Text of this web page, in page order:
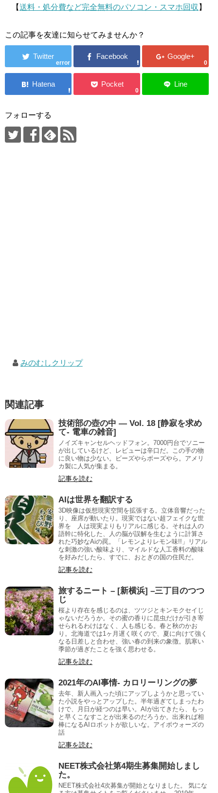
【送料・処分費など完全無料のパソコン・スマホ回収 】
この記事を友達に知らせてみませんか？
error 0
0
フォローする
みのむしクリップ
関連記事
技術部の壺の中 — Vol. 18 [静寂を求め
て- 電車の雑音]
ノイズキャンセルヘッドフォン。7000円台でソニー
が出しているけど、レビューは辛口だ。この手の物
に良い物は少ない。ビーズやらボーズやら。アメリ
カ製に人気が集まる。
記事を読む
AIは世界を翻訳する
3D映像は仮想現実空間を拡張する。立体音響だった
り、座席が動いたり。現実ではない超フェイクな世
界を 人は現実よりもリアルに感じる。それは人の
語幹に特化した、人の脳が誤解を生むように計算さ
れた巧妙なAiの罠。「レモンよりレモン味!!」リアル
な刺激の強い酸味より、マイルドな人工香料の酸味
を好みだしたら、すでに、おとぎの国の住民だ。
記事を読む
旅するニート – [新横浜] –三丁目のつつ
じ
桜より存在を感じるのは、ツツジとキンモクセイじ
ゃないだろうか。その蜜の香りに昆虫だけが引き寄
せられるわけはなく、人も感じる。春と秋のかお
り。北海道では1ヶ月遅く咲くので、夏に向けて強く
なる日差しと合わせ、強い春の到来の象徴。肌寒い
季節が過ぎたことを強く思わせる。
記事を読む
2021年のAI事情- カロリーリングの夢
去年、新人画入った頃にアップしようかと思ってい
た小説をやっとアップした。半年過ぎてしまったわ
けで、月日が経つのは早い。AIが出てきたら、もっ
と早くこなすことが出来るのだろうか。出来れば相
棒になるAIロボットが欲しいな。アイボウォーズの
話
記事を読む
NEET株式会社第4期生募集開始しまし
た。
NEET株式会社4次募集が開始となりました。 気にな